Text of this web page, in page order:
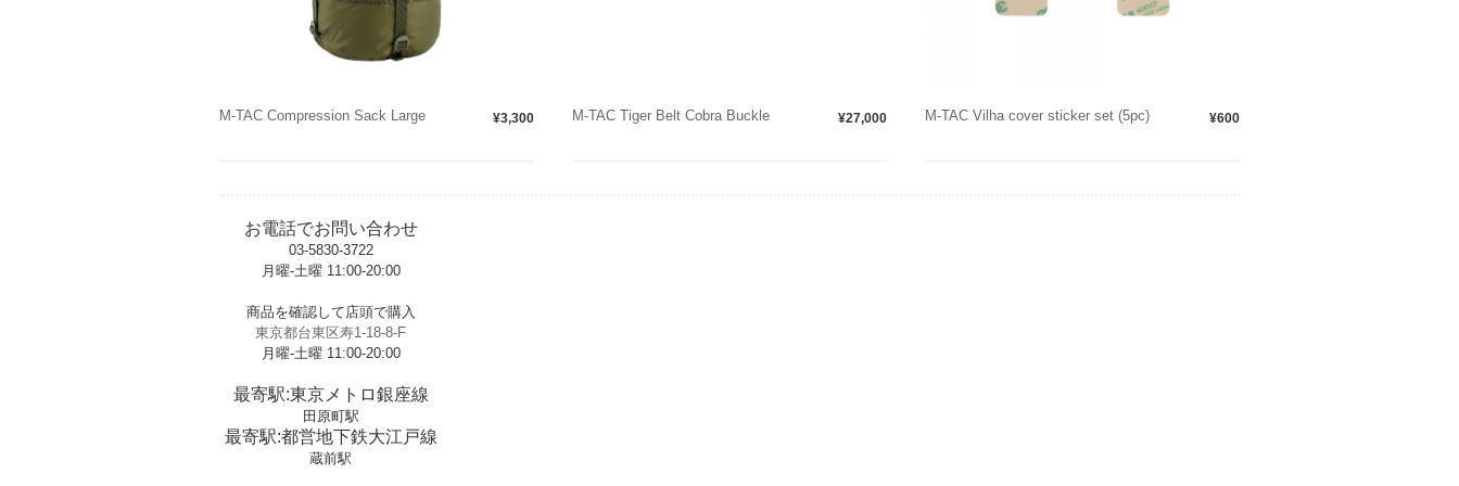
M-TAC Compression Sack Large ¥3,300 M-TAC Tiger Belt Cobra Buckle ¥27,000 M-TAC Vilha cover sticker set (5pc) ¥600
お電話でお問い合わせ
03-5830-3722
月曜-土曜 11:00-20:00
商品を確認して店頭で購入
東京都台東区寿1-18-8-F
月曜-土曜 11:00-20:00
最寄駅:東京メトロ銀座線
田原町駅
最寄駅:都営地下鉄大江戸線
蔵前駅